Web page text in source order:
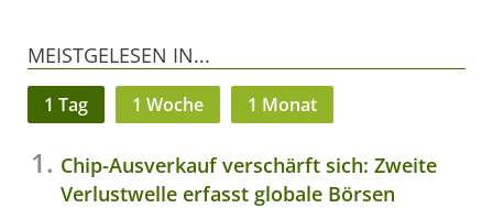
MEISTGELESEN IN...
1 Tag 1 Woche 1 Monat
Chip-Ausverkauf verschärft sich: Zweite
Verlustwelle erfasst globale Börsen